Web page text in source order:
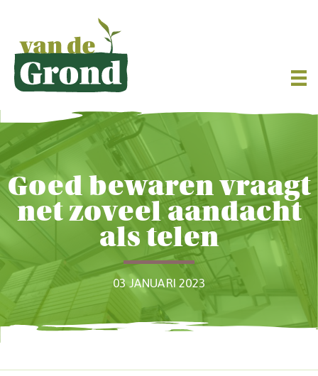
Goed bewaren vraagt
net zoveel aandacht
als telen
03 JANUARI 2023